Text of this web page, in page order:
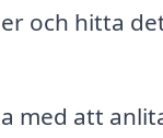
och hitta
med att